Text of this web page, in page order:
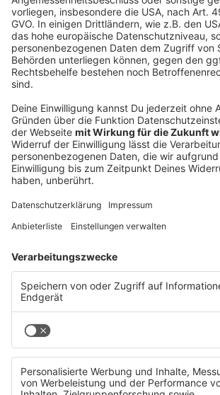
Perfekte Ideen für ein erstes Date im